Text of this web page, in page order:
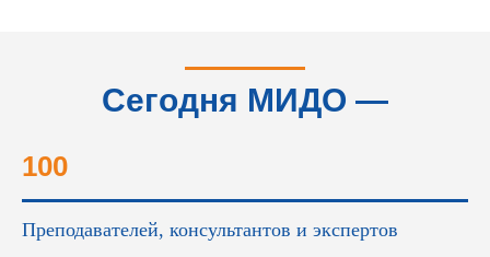
Сегодня МИДО —
100
Преподавателей, консультантов и экспертов